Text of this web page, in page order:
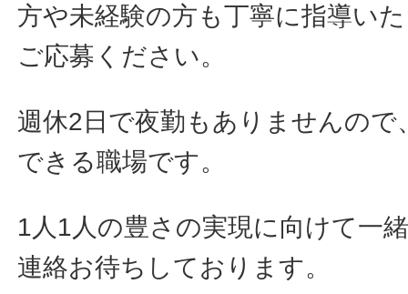
方や未経験の方も丁寧に指導い
ご応募ください。
週休2日で夜勤もありませんの
できる職場です。
1人1人の豊さの実現に向けて一
連絡お待ちしております。